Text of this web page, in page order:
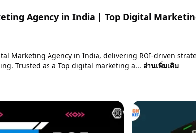
Agency in India | Top Digital
Marketing Agency in India, delivering ROI-driven
Trusted as a Top digital marketing a... อ่านเพิ่มเติม